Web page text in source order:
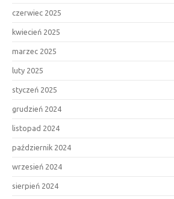
czerwiec 2025
kwiecień 2025
marzec 2025
luty 2025
styczeń 2025
grudzień 2024
listopad 2024
październik 2024
wrzesień 2024
sierpień 2024